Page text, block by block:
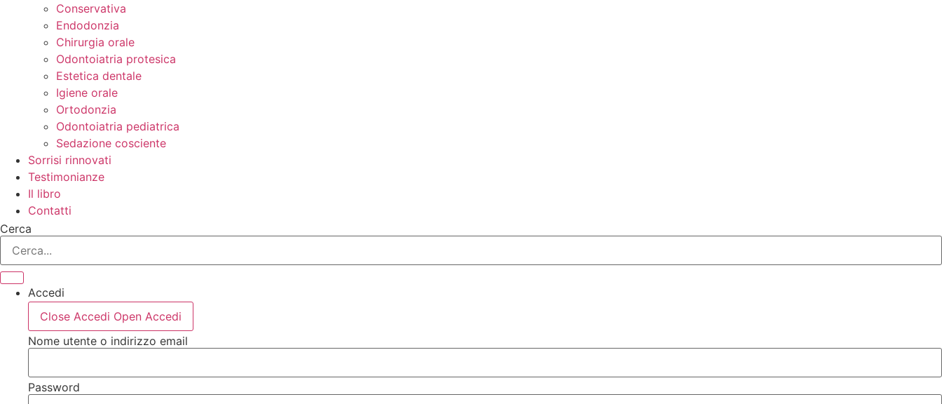
Conservativa
Endodonzia
Chirurgia orale
Odontoiatria protesica
Estetica dentale
Igiene orale
Ortodonzia
Odontoiatria pediatrica
Sedazione cosciente
Sorrisi rinnovati
Testimonianze
Il libro
Contatti
Cerca
Accedi
Close Accedi Open Accedi
Nome utente o indirizzo email
Password